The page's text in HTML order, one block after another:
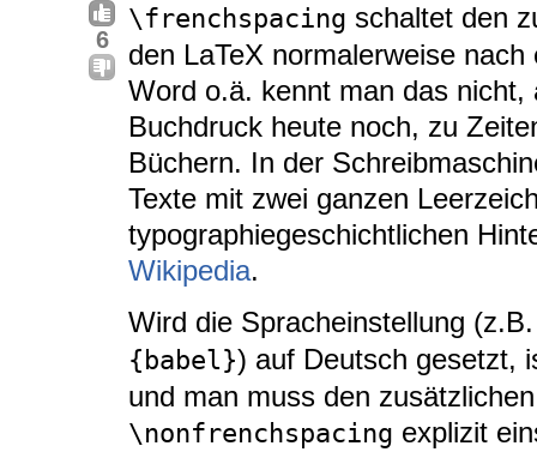
6
\frenchspacing schaltet den
den LaTeX normalerweise
Word o.ä. kennt man das
Buchdruck heute noch, zu
Büchern. In der
Texte mit zwei ganzen
typographiegeschichtlichen
Wikipedia.
Wird die Spracheinstellung
{babel}) auf Deutsch gesetzt,
und man muss den
\nonfrenchspacing explizit